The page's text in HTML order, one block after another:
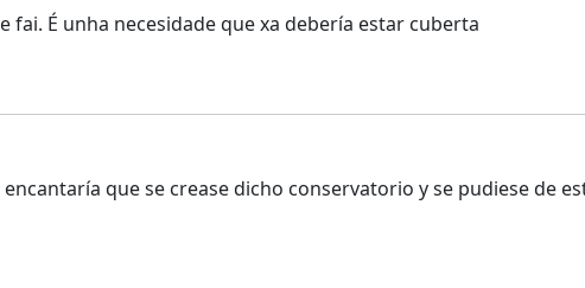
É unha necesidade que xa debería estar cuberta
que se crease dicho conservatorio y se pudiese de